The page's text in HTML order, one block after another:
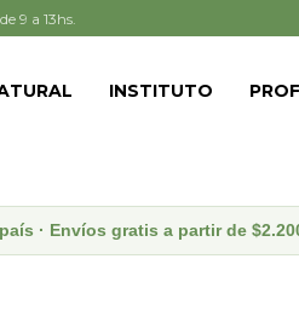
INSTITUTO
9 a 13hs.
· Envíos gratis a partir de